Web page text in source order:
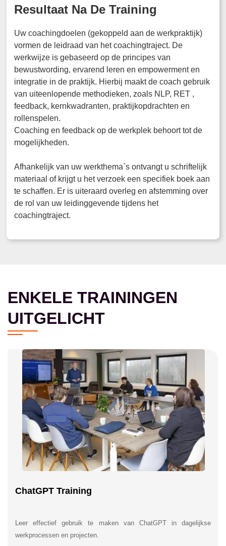
Resultaat Na De Training
Uw coachingdoelen (gekoppeld aan de werkpraktijk)
vormen de leidraad van het coachingtraject. De
werkwijze is gebaseerd op de principes van
bewustwording, ervarend leren en empowerment en
integratie in de praktijk. Hierbij maakt de coach gebruik
van uiteenlopende methodieken, zoals NLP, RET ,
feedback, kernkwadranten, praktijkopdrachten en
rollenspelen.
Coaching en feedback op de werkplek behoort tot de
mogelijkheden.
Afhankelijk van uw werkthema`s ontvangt u schriftelijk
materiaal of krijgt u het verzoek een specifiek boek aan
te schaffen. Er is uiteraard overleg en afstemming over
de rol van uw leidinggevende tijdens het
coachingtraject.
ENKELE TRAININGEN
UITGELICHT
ChatGPT Training
Leer effectief gebruik te maken van ChatGPT in dagelijkse
werkprocessen en projecten.